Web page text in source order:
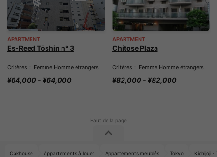
APARTMENT
Es-Reed Tōshin n° 3
Critères： Femme Homme étrangers
¥64,000 - ¥64,000
APARTMENT
Chitose Plaza
Critères： Femme Homme étrangers
¥82,000 - ¥82,000
Oakhouse Appartements à louer Appartements meublés Tokyo Kichijoji